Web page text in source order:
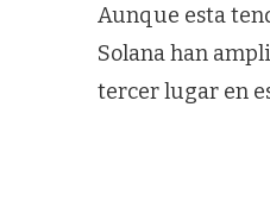
Aunque esta
Solana han
tercer lugar en